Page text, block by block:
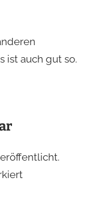
ist auch gut so.